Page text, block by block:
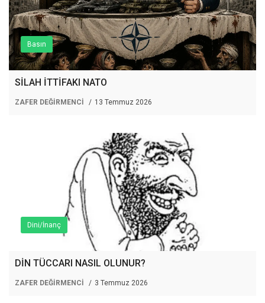
Basın
SİLAH İTTİFAKI NATO
ZAFER DEĞİRMENCİ 13 Temmuz 2026
Dini/İnanç
DİN TÜCCARI NASIL OLUNUR?
ZAFER DEĞİRMENCİ 3 Temmuz 2026